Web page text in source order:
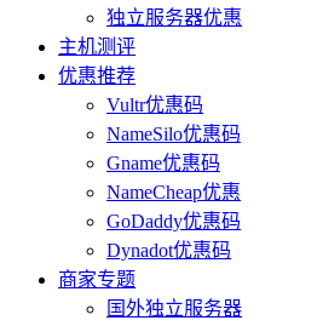
独立服务器优惠
主机测评
优惠推荐
Vultr优惠码
NameSilo优惠码
Gname优惠码
NameCheap优惠
GoDaddy优惠码
Dynadot优惠码
商家专题
国外独立服务器